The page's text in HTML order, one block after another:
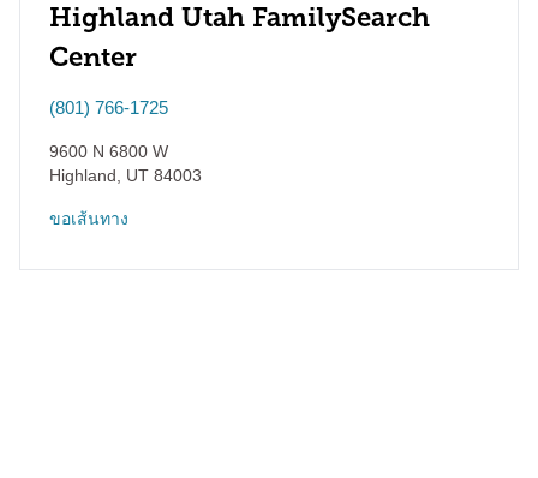
Highland Utah FamilySearch
Center
(801) 766-1725
9600 N 6800 W
Highland
UT 84003
ขอเส้นทาง